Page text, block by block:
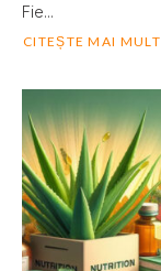
Fie...
CITEȘTE MAI MULT